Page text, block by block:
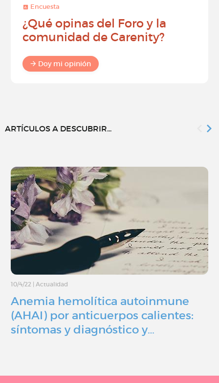
Encuesta
¿Qué opinas del Foro y la
comunidad de Carenity?
Doy mi opinión
ARTÍCULOS A DESCUBRIR...
10/4/22 Actualidad
Anemia hemolítica autoinmune
(AHAI) por anticuerpos calientes:
síntomas y diagnóstico y…